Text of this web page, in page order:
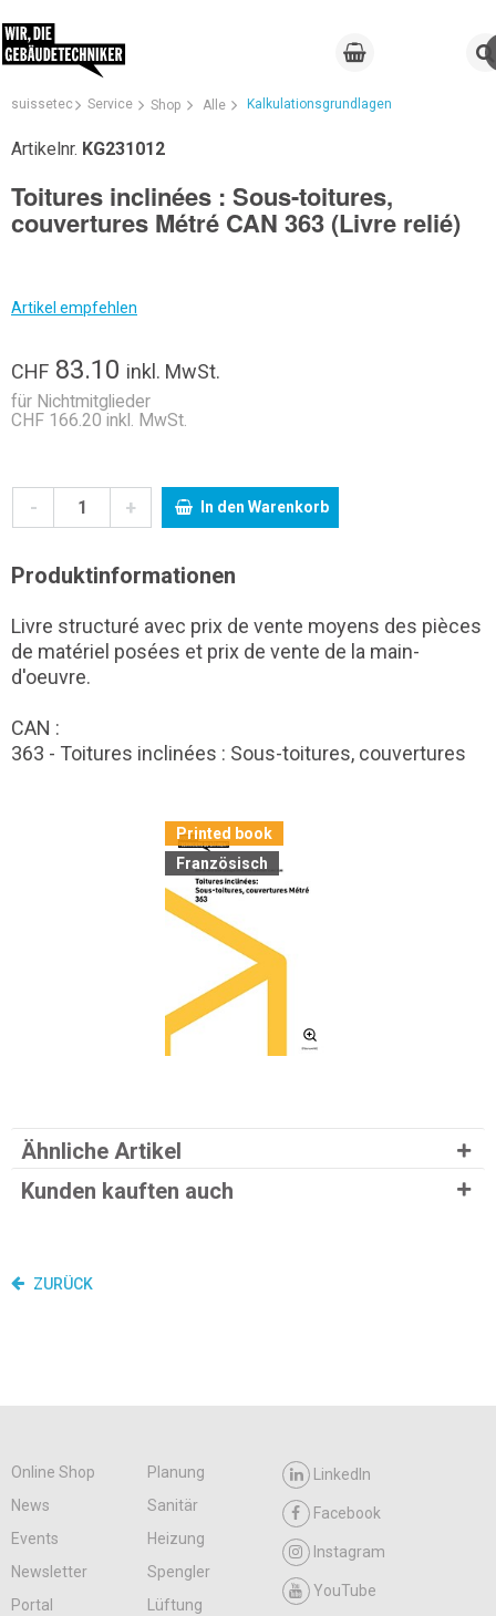
suissetec Service Shop Alle Kalkulationsgrundlagen
Artikelnr. KG231012
Toitures inclinées : Sous-toitures,
couvertures Métré CAN 363 (Livre relié)
Artikel empfehlen
CHF 83.10 inkl. MwSt.
für Nichtmitglieder
CHF 166.20 inkl. MwSt.
- + In den Warenkorb
Produktinformationen
Livre structuré avec prix de vente moyens des pièces
de matériel posées et prix de vente de la main-
d'oeuvre.
CAN :
363 - Toitures inclinées : Sous-toitures, couvertures
Printed book
Französisch
Ähnliche Artikel
Kunden kauften auch
ZURÜCK
Online Shop
Planung
News
Sanitär
Events
Heizung
Newsletter
Spengler
Portal
Lüftung
LinkedIn
Facebook
Instagram
YouTube